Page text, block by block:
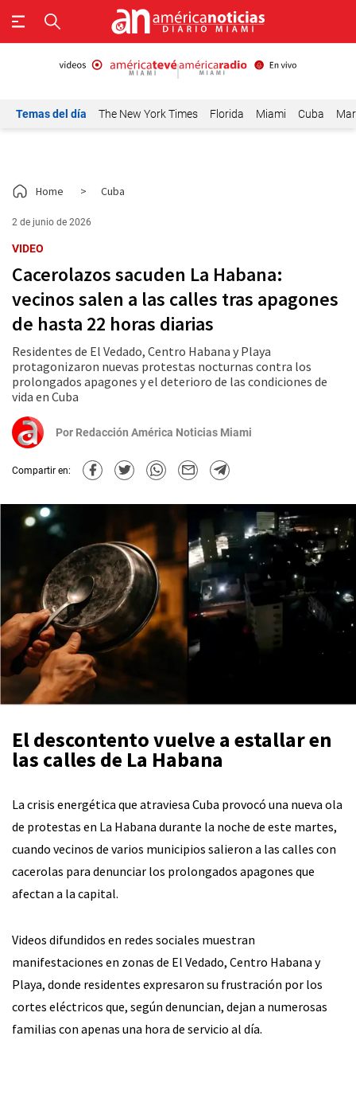
Temas del día The New York Times Florida Miami Cuba
Home > Cuba
2 de junio de 2026
VIDEO
Cacerolazos sacuden La Habana:
vecinos salen a las calles tras apagones
de hasta 22 horas diarias
Residentes de El Vedado, Centro Habana y Playa
protagonizaron nuevas protestas nocturnas contra los
prolongados apagones y el deterioro de las condiciones de
vida en Cuba
Por Redacción América Noticias Miami
Compartir en:
El descontento vuelve a estallar en
las calles de La Habana
La crisis energética que atraviesa Cuba provocó una nueva ola
de protestas en La Habana durante la noche de este martes,
cuando vecinos de varios municipios salieron a las calles con
cacerolas para denunciar los prolongados apagones que
afectan a la capital.
Videos difundidos en redes sociales muestran
manifestaciones en zonas de El Vedado, Centro Habana y
Playa, donde residentes expresaron su frustración por los
cortes eléctricos que, según denuncian, dejan a numerosas
familias con apenas una hora de servicio al día.